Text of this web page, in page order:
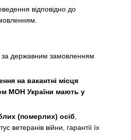
відповідно до
за державним замовленням
на вакантні місця
МОН України мають у
(померлих) осіб
ветеранів війни, гарантії їх